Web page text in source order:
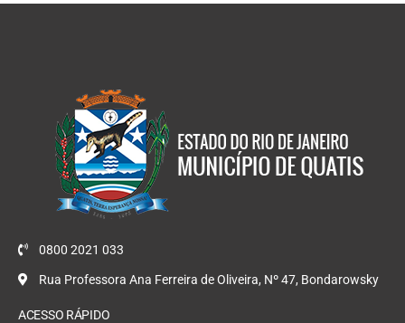
0800 2021 033
Rua Professora Ana Ferreira de Oliveira, Nº 47, Bondarowsky
ACESSO RÁPIDO